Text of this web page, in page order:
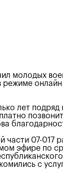
молодых
лет подряд
части 07-
эфире по
с